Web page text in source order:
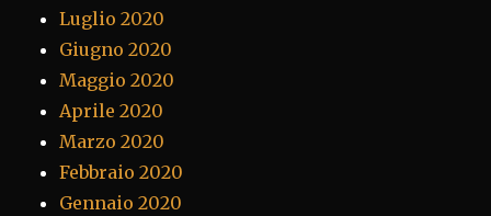
Luglio 2020
Giugno 2020
Maggio 2020
Aprile 2020
Marzo 2020
Febbraio 2020
Gennaio 2020